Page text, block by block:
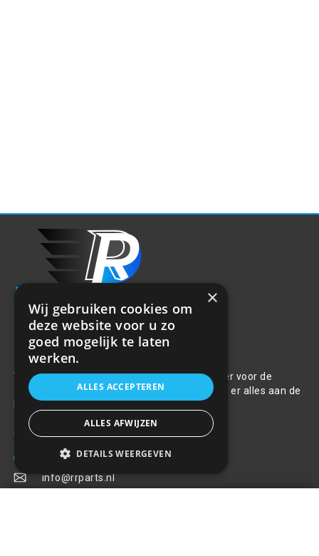
Over ons
Welkom bij R&R Parts Automotive, uw partner voor de
aanschaf van alle auto accessoires. Wij doen er alles aan de
Contact
+31(0)85 486 83 17
info@rrparts.nl
×
Wij gebruiken cookies om
deze website voor u zo
goed mogelijk te laten
werken.
ALLES ACCEPTEREN
ALLES AFWIJZEN
DETAILS WEERGEVEN